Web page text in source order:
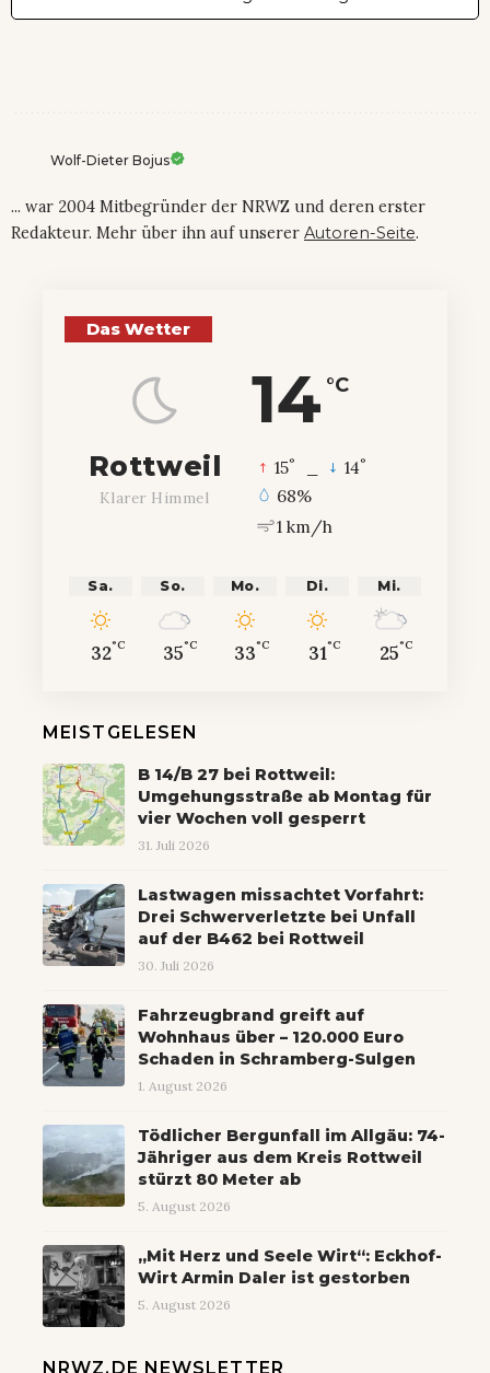
Wolf-Dieter Bojus
... war 2004 Mitbegründer der NRWZ und deren erster
Redakteur. Mehr über ihn auf unserer Autoren-Seite.
Das Wetter
14 °C
Rottweil
Klarer Himmel
15° 14°
68%
1 km/h
Sa.
32°C
So.
35°C
Mo.
33°C
Di.
31°C
Mi.
25°C
MEISTGELESEN
B 14/B 27 bei Rottweil:
Umgehungsstraße ab Montag für
vier Wochen voll gesperrt
31. Juli 2026
Lastwagen missachtet Vorfahrt:
Drei Schwerverletzte bei Unfall
auf der B462 bei Rottweil
30. Juli 2026
Fahrzeugbrand greift auf
Wohnhaus über – 120.000 Euro
Schaden in Schramberg-Sulgen
1. August 2026
Tödlicher Bergunfall im Allgäu: 74-
Jähriger aus dem Kreis Rottweil
stürzt 80 Meter ab
5. August 2026
„Mit Herz und Seele Wirt“: Eckhof-
Wirt Armin Daler ist gestorben
5. August 2026
NRWZ.DE NEWSLETTER